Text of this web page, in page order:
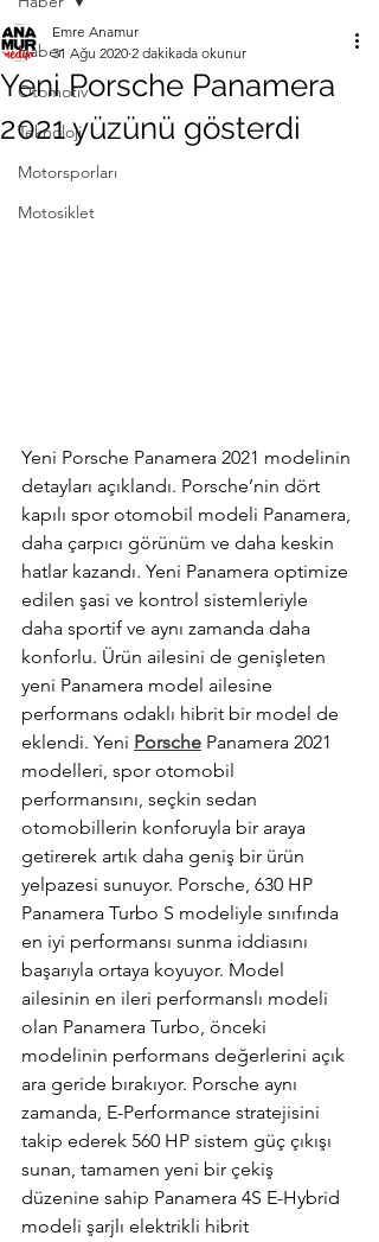
Haber
Otomotiv
Teknoloji
Motorsporları
Motosiklet
Yeni Porsche Panamera
2021 yüzünü gösterdi
Emre Anamur
31 Ağu 2020 2 dakikada okunur
Yeni Porsche Panamera 2021 modelinin
detayları açıklandı. Porsche’nin dört
kapılı spor otomobil modeli Panamera,
daha çarpıcı görünüm ve daha keskin
hatlar kazandı. Yeni Panamera optimize
edilen şasi ve kontrol sistemleriyle
daha sportif ve aynı zamanda daha
konforlu. Ürün ailesini de genişleten
yeni Panamera model ailesine
performans odaklı hibrit bir model de
eklendi. Yeni Porsche Panamera 2021
modelleri, spor otomobil
performansını, seçkin sedan
otomobillerin konforuyla bir araya
getirerek artık daha geniş bir ürün
yelpazesi sunuyor. Porsche, 630 HP
Panamera Turbo S modeliyle sınıfında
en iyi performansı sunma iddiasını
başarıyla ortaya koyuyor. Model
ailesinin en ileri performanslı modeli
olan Panamera Turbo, önceki
modelinin performans değerlerini açık
ara geride bırakıyor. Porsche aynı
zamanda, E-Performance stratejisini
takip ederek 560 HP sistem güç çıkışı
sunan, tamamen yeni bir çekiş
düzenine sahip Panamera 4S E-Hybrid
modeli şarjlı elektrikli hibrit